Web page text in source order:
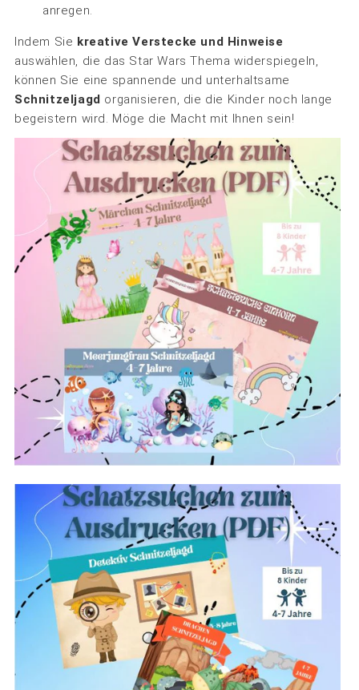
anregen.
Indem Sie kreative Verstecke und Hinweise
auswählen, die das Star Wars Thema widerspiegeln,
können Sie eine spannende und unterhaltsame
Schnitzeljagd organisieren, die die Kinder noch lange
begeistern wird. Möge die Macht mit Ihnen sein!